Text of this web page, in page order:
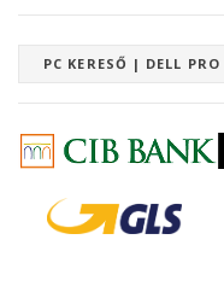
PC KERESŐ | DELL